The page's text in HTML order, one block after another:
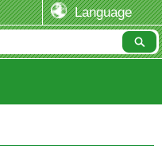
Language